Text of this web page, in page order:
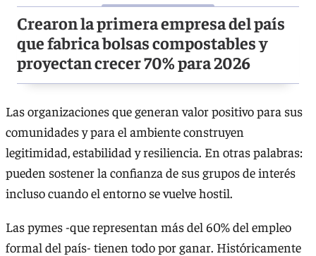
Crearon la primera empresa del país
que fabrica bolsas compostables y
proyectan crecer 70% para 2026
Las organizaciones que generan valor positivo para sus
comunidades y para el ambiente construyen
legitimidad, estabilidad y resiliencia. En otras palabras:
pueden sostener la confianza de sus grupos de interés
incluso cuando el entorno se vuelve hostil.
Las pymes -que representan más del 60% del empleo
formal del país- tienen todo por ganar. Históricamente